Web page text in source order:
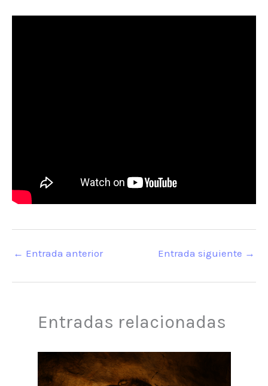
← Entrada anterior Entrada siguiente →
Entradas relacionadas